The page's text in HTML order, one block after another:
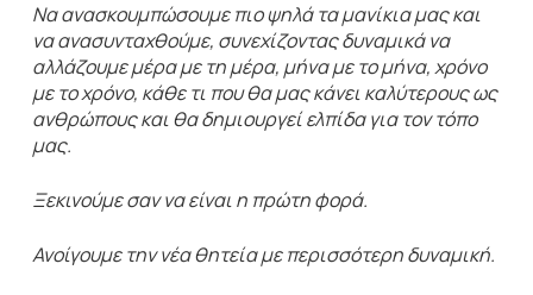
Να ανασκουμπώσουμε πιο ψηλά τα μανίκια μας και
να ανασυνταχθούμε, συνεχίζοντας δυναμικά να
αλλάζουμε μέρα με τη μέρα, μήνα με το μήνα, χρόνο
με το χρόνο, κάθε τι που θα μας κάνει καλύτερους ως
ανθρώπους και θα δημιουργεί ελπίδα για τον τόπο
μας.
Ξεκινούμε σαν να είναι η πρώτη φορά.
Ανοίγουμε την νέα θητεία με περισσότερη δυναμική.